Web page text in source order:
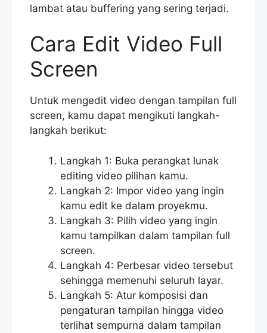
lambat atau buffering yang sering terjadi.
Cara Edit Video Full
Screen
Untuk mengedit video dengan tampilan full
screen, kamu dapat mengikuti langkah-
langkah berikut:
Langkah 1: Buka perangkat lunak
editing video pilihan kamu.
Langkah 2: Impor video yang ingin
kamu edit ke dalam proyekmu.
Langkah 3: Pilih video yang ingin
kamu tampilkan dalam tampilan full
screen.
Langkah 4: Perbesar video tersebut
sehingga memenuhi seluruh layar.
Langkah 5: Atur komposisi dan
pengaturan tampilan hingga video
terlihat sempurna dalam tampilan